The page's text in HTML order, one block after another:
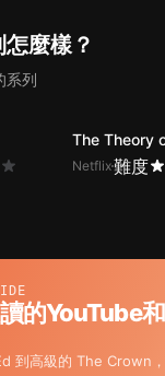
麼樣？
系列
The Theory
Netflix難度
的YouTube
到高級的 The Crown